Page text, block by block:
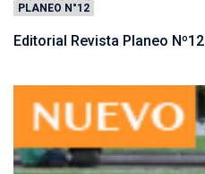
PLANEO N°12
Editorial Revista Planeo Nº12